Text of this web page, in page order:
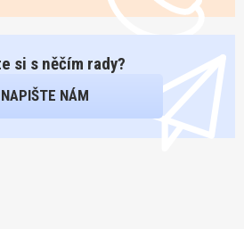
si s něčím rady?
NAPIŠTE NÁM